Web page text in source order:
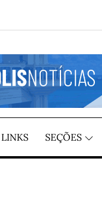
LINKS SEÇÕES